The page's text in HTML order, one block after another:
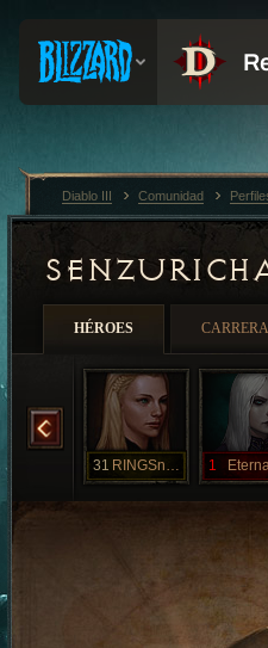
HÉROES CARRERA
31 RINGSnTHINGS 1
Diablo III Comunidad